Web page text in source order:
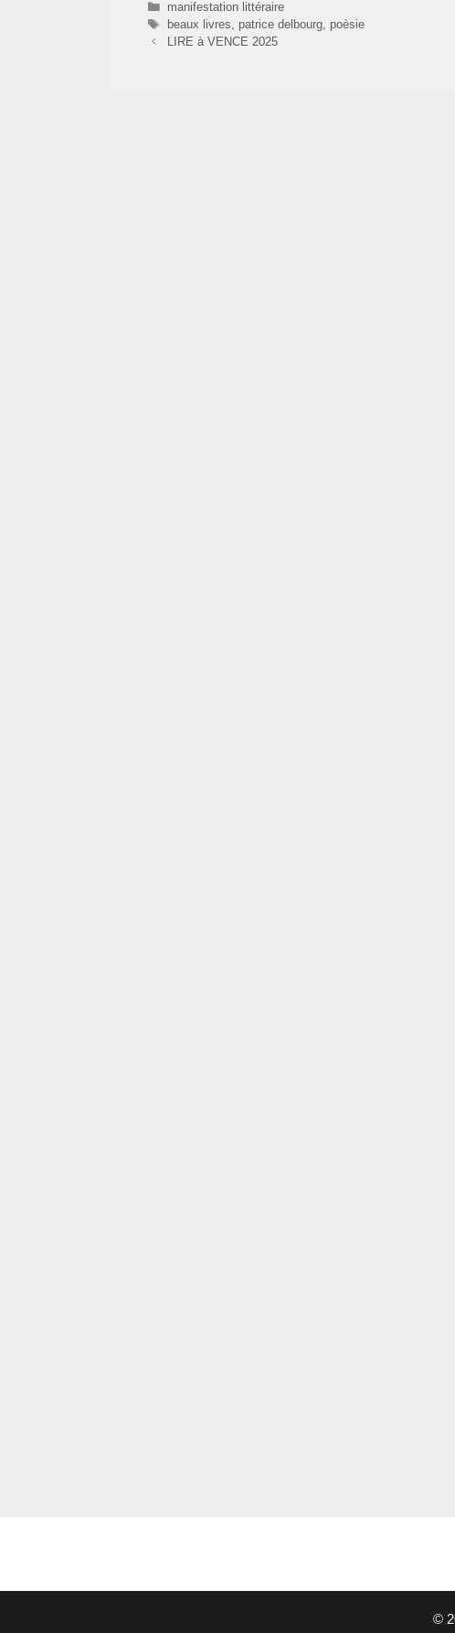
Catégories
manifestation littéraire
Étiquettes
beaux livres, patrice delbourg, poèsie
LIRE à VENCE 2025
©